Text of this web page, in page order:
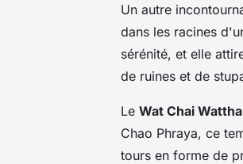
Un autre
dans les racines
sérénité, et elle
de ruines et de
Le Wat Chai
Chao Phraya, ce
tours en forme de